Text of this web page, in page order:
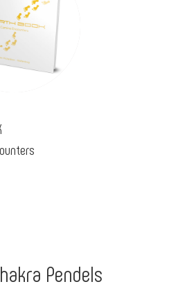
Pendels